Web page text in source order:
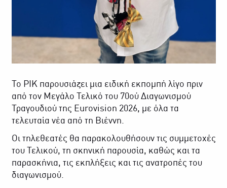
Το ΡΙΚ παρουσιάζει μια ειδική εκπομπή λίγο πριν
από τον Μεγάλο Τελικό του 70ού Διαγωνισμού
Τραγουδιού της Eurovision 2026, με όλα τα
τελευταία νέα από τη Βιέννη.
Οι τηλεθεατές θα παρακολουθήσουν τις συμμετοχές
του Τελικού, τη σκηνική παρουσία, καθώς και τα
παρασκήνια, τις εκπλήξεις και τις ανατροπές του
διαγωνισμού.